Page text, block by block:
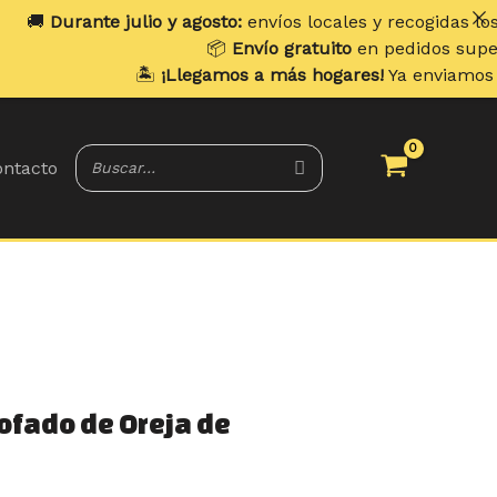
de Oreja de
julio y agosto:envíos locales y recogidas loslunes.
Envío gratuitoen pedidos superiores a70
¡Llegamos a más hogares!Ya enviamos aPortugal y